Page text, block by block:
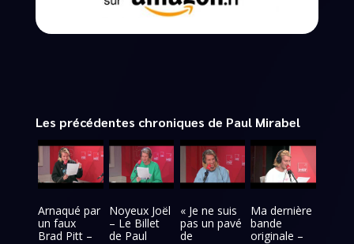
Les précédentes chroniques de Paul Mirabel
Arnaqué par
un faux
Brad Pitt –
Noyeux Joël
– Le Billet
de Paul
« Je ne suis
pas un pavé
de
Ma dernière
bande
originale –